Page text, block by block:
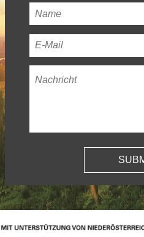
Ihr
Name*
Ihre
E-
Mail-
Nachricht*